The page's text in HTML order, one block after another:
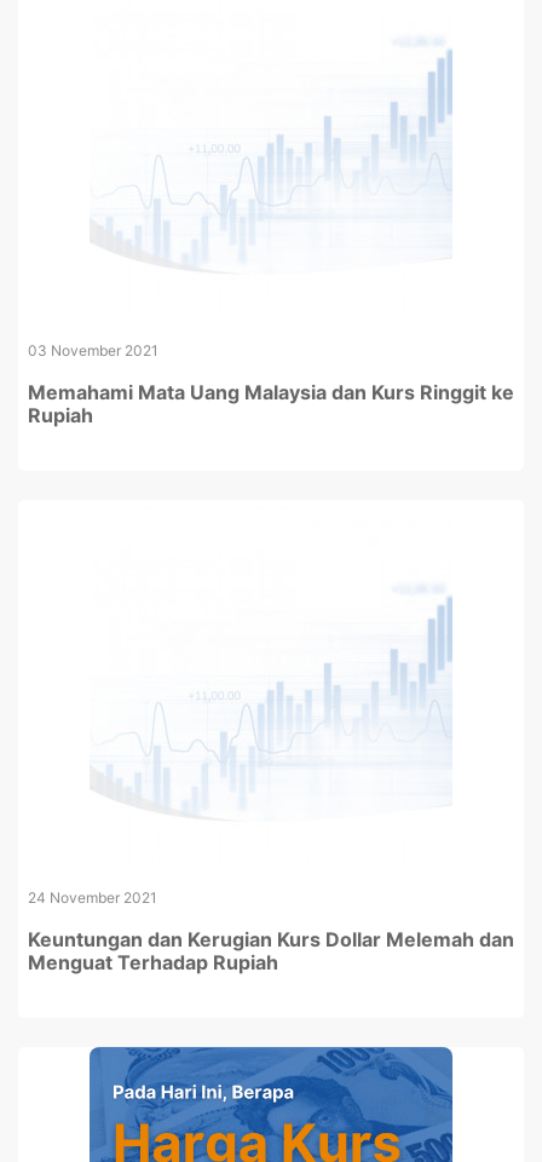
03 November 2021
Memahami Mata Uang Malaysia dan Kurs Ringgit ke
Rupiah
24 November 2021
Keuntungan dan Kerugian Kurs Dollar Melemah dan
Menguat Terhadap Rupiah